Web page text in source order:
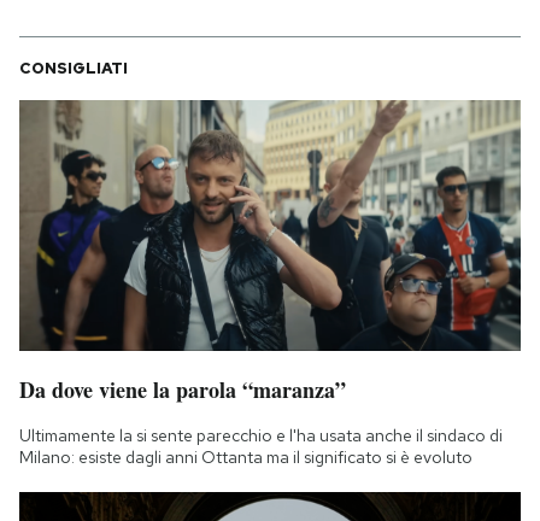
CONSIGLIATI
Da dove viene la parola “maranza”
Ultimamente la si sente parecchio e l'ha usata anche il sindaco di
Milano: esiste dagli anni Ottanta ma il significato si è evoluto